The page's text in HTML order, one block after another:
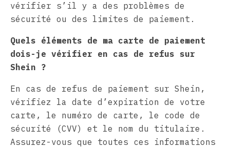
vérifier s’il y a des problèmes de
sécurité ou des limites de paiement.
Quels éléments de ma carte de paiement
dois-je vérifier en cas de refus sur
Shein ?
En cas de refus de paiement sur Shein,
vérifiez la date d’expiration de votre
carte, le numéro de carte, le code de
sécurité (CVV) et le nom du titulaire.
Assurez-vous que toutes ces informations